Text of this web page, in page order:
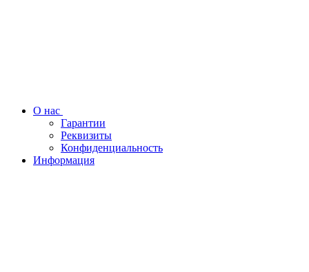
О нас
Гарантии
Реквизиты
Конфиденциальность
Информация